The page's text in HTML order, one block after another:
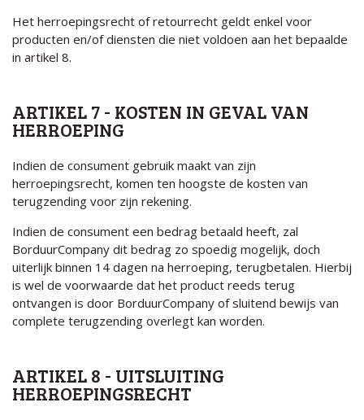
Het herroepingsrecht of retourrecht geldt enkel voor
producten en/of diensten die niet voldoen aan het bepaalde
in artikel 8.
ARTIKEL 7 - KOSTEN IN GEVAL VAN
HERROEPING
Indien de consument gebruik maakt van zijn
herroepingsrecht, komen ten hoogste de kosten van
terugzending voor zijn rekening.
Indien de consument een bedrag betaald heeft, zal
BorduurCompany dit bedrag zo spoedig mogelijk, doch
uiterlijk binnen 14 dagen na herroeping, terugbetalen. Hierbij
is wel de voorwaarde dat het product reeds terug
ontvangen is door BorduurCompany of sluitend bewijs van
complete terugzending overlegt kan worden.
ARTIKEL 8 - UITSLUITING
HERROEPINGSRECHT